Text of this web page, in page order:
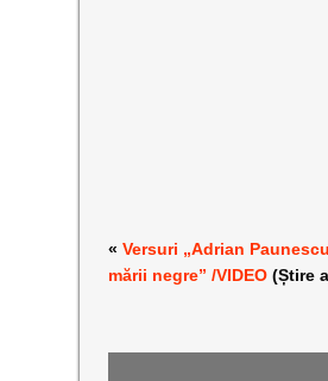
«Versuri „Adrian
mării negre” /VIDEO (Știre